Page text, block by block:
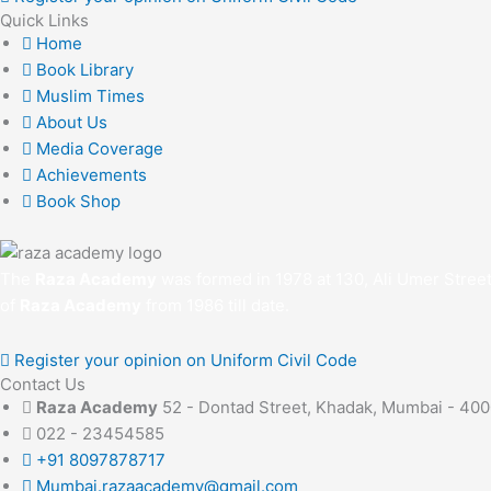
Quick Links
Home
Book Library
Muslim Times
About Us
Media Coverage
Achievements
Book Shop
Register your opinion on Uniform Civil Code
Contact Us
Raza Academy 52 - Dontad Street, Khadak, Mumbai -
022 - 23454585
+91 8097878717
Mumbai.razaacademy@gmail.com